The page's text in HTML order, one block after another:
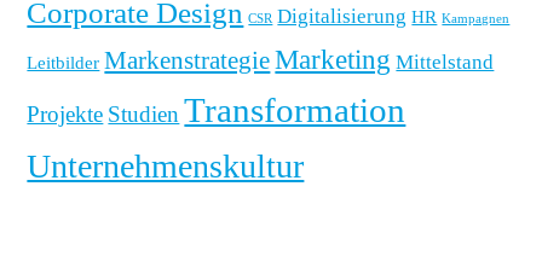
weiterentwickeln
Corporate Design CSR Digitalisierung HR Kampagnen
Leitbilder MarkenstrategieMarketing Mittelstand
Projekte Studien Transformation
Unternehmenskultur